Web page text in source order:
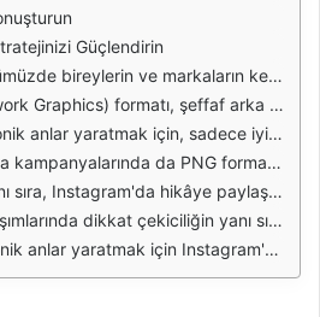
Güçlendirin
Görsel odaklı yapısı sayesinde kullanıcılar, anı yakalama ve paylaşma konusunda büyük bir özgürlük elde ediyor. Ancak, bu özgürlüğü en iyi şekilde değerlendirmek için estetik ve dikkat çekici içerikler oluşturmak gerekiyor. İşte tam da bu noktada PNG formatındaki görsellerin önemi ortaya çıkıyor.
barındırmadan kullanılmasını mümkün kılıyor. Özellikle Instagram gibi görsel içeriklerin ön planda olduğu bir platformda, kaliteli ve dikkat çekici PNG görsellerini kullanmak, paylaşımlarınızı daha ilgi çekici hale getiriyor. Bu da etkileşimi artırarak takipçi sayınızı yükseltme potansiyeli taşıyor.
PNG formatındaki grafikler, fotoğraflarınıza eklediğiniz metinler, simgeler veya diğer görsel unsurları daha profesyonel bir şekilde sunmanızı sağlıyor. Kullanıcılar, paylaşımlarında estetik bir bütünlük arayışında olduklarından, bu tür detaylar onların dikkatini çekiyor.
etrafında oluşturdukları içeriklerde şeffaf arka plana sahip görseller tercih ederek, daha uyumlu bir görsel dil oluşturabiliyorlar. Bu da markaların imajını güçlendiriyor ve hedef kitleleriyle daha etkili bir bağ kurmalarını sağlıyor.
Örneğin, özel günlerde, kampanyalarda veya etkinliklerde, şeffaf arka planlı görsellerle hikâye paylaşımlarınızı zenginleştirerek takipçilerinizin ilgisini çekebilirsiniz. Bu sayede, hikâyelerinizin izlenme oranını artırabilir ve daha fazla etkileşim elde edebilirsiniz.
olan bağını güçlendirir. PNG formatındaki görseller, markaların renk paletlerine ve genel tasarım anlayışına uyum sağlamak için kolaylıkla düzenlenebilir. Böylece, sosyal medya hesaplarınızda tutarlı ve profesyonel bir görünüm elde edebilirsiniz.
hem de etkileşim açısından kullanıcıların dikkatini çekme potansiyeline sahip. Eğer sosyal medya stratejinizde görsel içeriklere daha fazla önem vermek istiyorsanız, PNG formatındaki grafikleri kullanarak fark yaratmayı düşünebilirsiniz.